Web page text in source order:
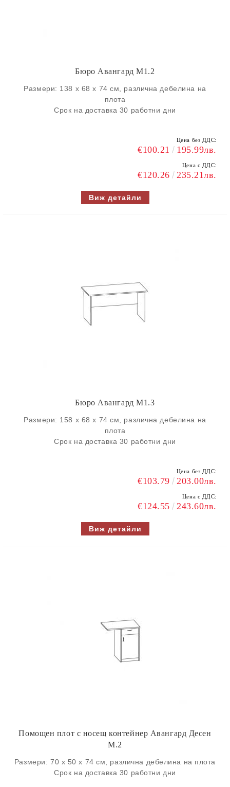
Бюро Авангард M1.2
Размери: 138 х 68 х 74 см, различна дебелина на
плота
Срок на доставка 30 работни дни
Цена без ДДС:
€100.21 195.99лв.
Цена с ДДС:
€120.26 235.21лв.
Виж детайли
Бюро Авангард M1.3
Размери: 158 х 68 х 74 см, различна дебелина на
плота
Срок на доставка 30 работни дни
Цена без ДДС:
€103.79 203.00лв.
Цена с ДДС:
€124.55 243.60лв.
Виж детайли
Помощен плот с носещ контейнер Авангард Десен
М.2
Размери: 70 х 50 х 74 см, различна дебелина на плота
Срок на доставка 30 работни дни